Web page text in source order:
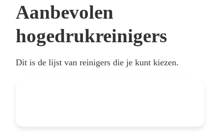
Aanbevolen
hogedrukreinigers
Dit is de lijst van reinigers die je kunt kiezen.